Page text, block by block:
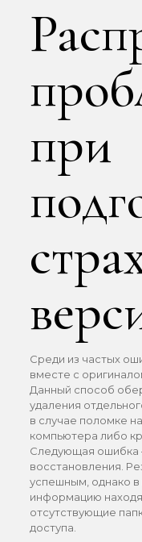
при
Среди из частых
вместе с
Данный способ
удаления
в случае поломке
компьютера либо
Следующая ошибка
восстановления.
успешным, однако в
информацию
отсутствующие
доступа.